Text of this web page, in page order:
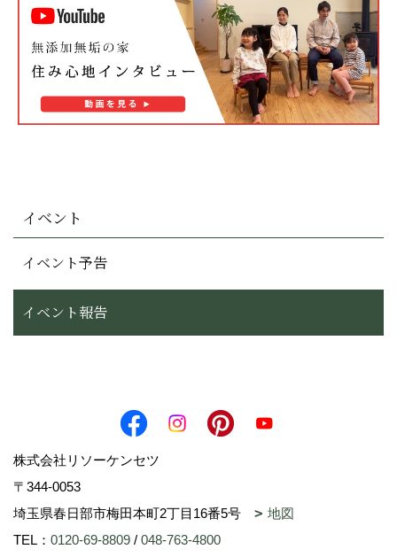
イベント
イベント予告
イベント報告
株式会社リソーケンセツ
〒344-0053
埼玉県春日部市梅田本町2丁目16番5号
地図
TEL： 0120-69-8809 / 048-763-4800